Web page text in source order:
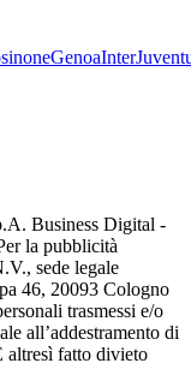
GenoaInter
Business Digital -
la pubblicità
sede legale
46, 20093 Cologno
trasmessi e/o
all’addestramento di
altresì fatto divieto